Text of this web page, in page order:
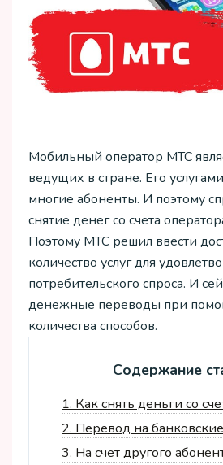
Мобильный оператор МТС
ведущих в стране. Его
многие абоненты. И поэтому
снятие денег со счета
Поэтому МТС решил ввести
количество услуг для
потребительского спроса. И
денежные переводы при
количества способов.
Содержание
1. Как снять деньги со
2. Перевод на
3. На счет другого